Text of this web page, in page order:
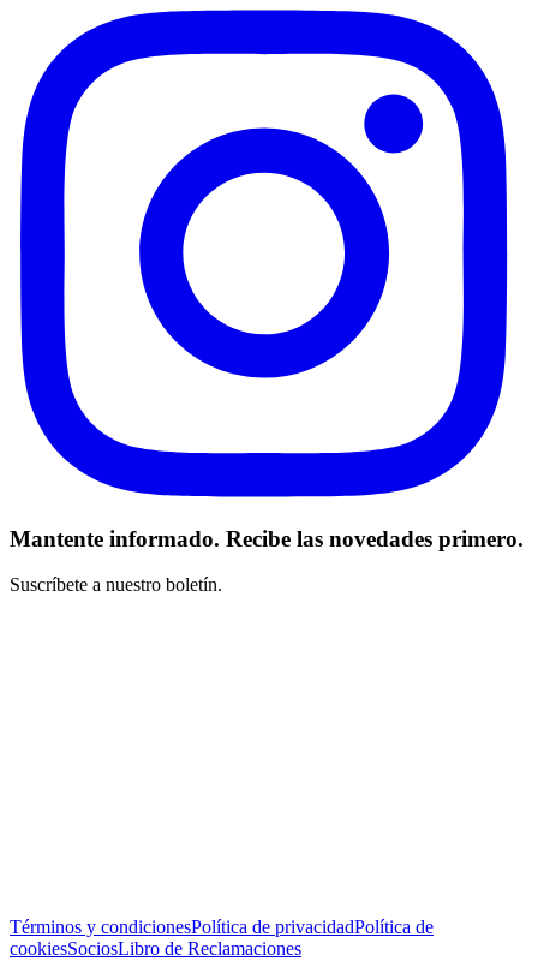
Mantente informado. Recibe las novedades primero.
Suscríbete a nuestro boletín.
Términos y condicionesPolítica de privacidadPolítica de
cookiesSociosLibro de Reclamaciones